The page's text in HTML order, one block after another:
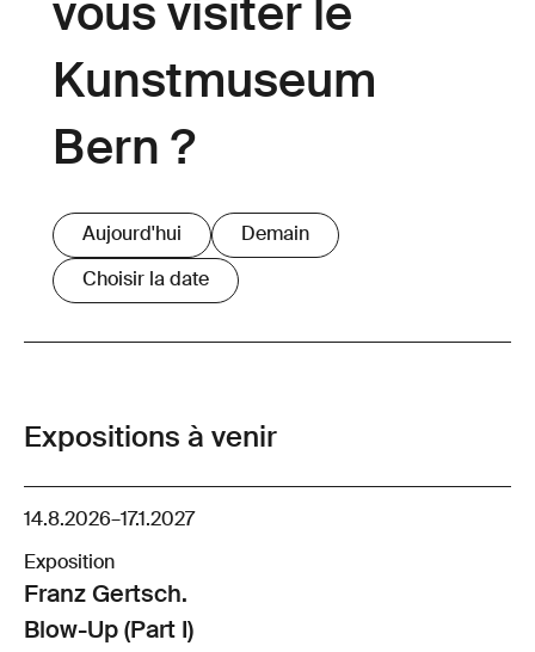
vous visiter le
Kunstmuseum
Bern ?
Aujourd'hui Demain
Choisir la date
Expositions à venir
14.8.2026–17.1.2027
Exposition
Franz Gertsch.
Blow-Up (Part I)